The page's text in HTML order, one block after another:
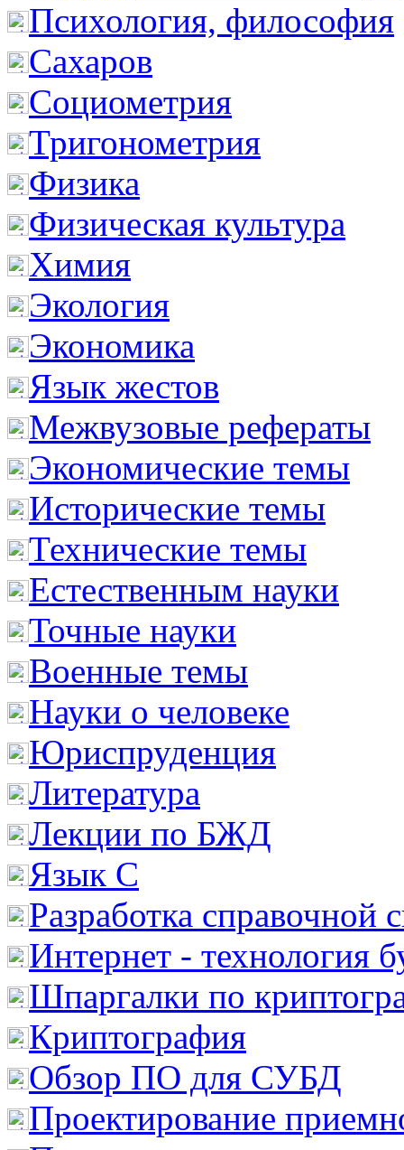
Психология, философия
Сахаров
Социометрия
Тригонометрия
Физика
Физическая культура
Химия
Экология
Экономика
Язык жестов
Межвузовые рефераты
Экономические темы
Исторические темы
Технические темы
Естественным науки
Точные науки
Военные темы
Науки о человеке
Юриспруденция
Литература
Лекции по БЖД
Язык С
Разработка справочной
Интернет - технология
Шпаргалки по
Криптография
Обзор ПО для СУБД
Проектирование